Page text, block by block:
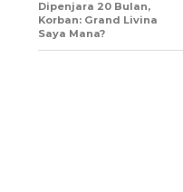
Dipenjara 20 Bulan,
Korban: Grand Livina
Saya Mana?